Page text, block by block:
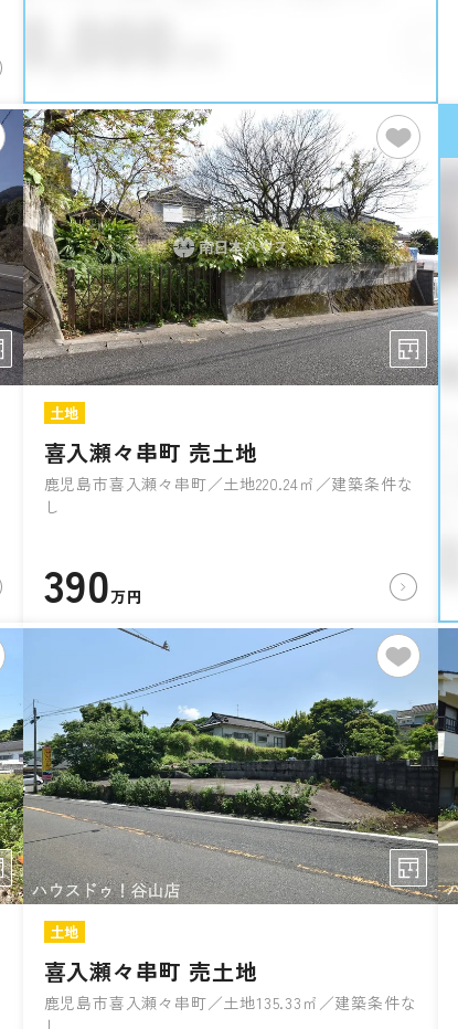
土地
喜入瀬々串町 売土地
鹿児島市喜入瀬々串町／土地220.24㎡／建築条件な
し
390万円
土地
喜入瀬々串町 売土地
鹿児島市喜入瀬々串町／土地135.33㎡／建築条件な